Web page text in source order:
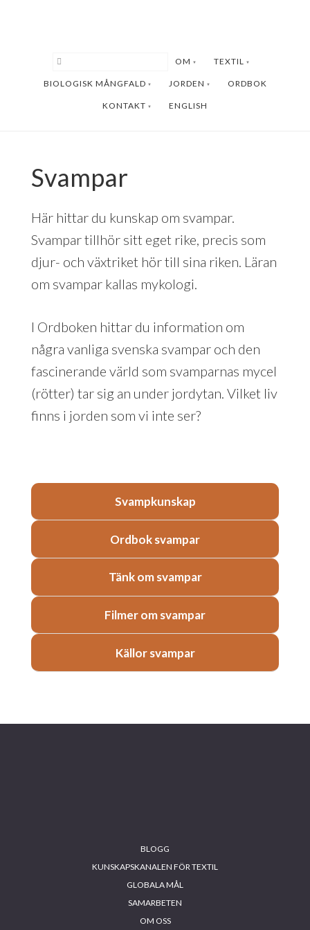
huvudinnehåll
OM TEXTIL
BIOLOGISK MÅNGFALD JORDEN ORDBOK
KONTAKT ENGLISH
Svampar
Här hittar du kunskap om svampar.
Svampar tillhör sitt eget rike, precis som
djur- och växtriket hör till sina riken. Läran
om svampar kallas mykologi.
I Ordboken hittar du information om
några vanliga svenska svampar och den
fascinerande värld som svamparnas mycel
(rötter) tar sig an under jordytan. Vilket liv
finns i jorden som vi inte ser?
Svampkunskap
Ordbok svampar
Tänk om svampar
Filmer om svampar
Källor svampar
BLOGG
KUNSKAPSKANALEN FÖR TEXTIL
GLOBALA MÅL
SAMARBETEN
OM OSS